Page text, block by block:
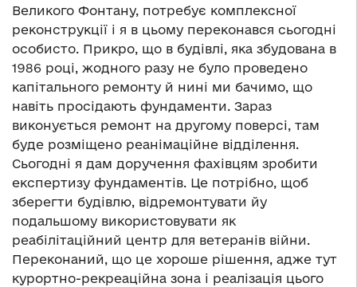
Великого Фонтану, потребує комплексної
реконструкції і я в цьому переконався сьогодні
особисто. Прикро, що в будівлі, яка збудована в
1986 році, жодного разу не було проведено
капітального ремонту й нині ми бачимо, що
навіть просідають фундаменти. Зараз
виконується ремонт на другому поверсі, там
буде розміщено реанімаційне відділення.
Сьогодні я дам доручення фахівцям зробити
експертизу фундаментів. Це потрібно, щоб
зберегти будівлю, відремонтувати йу
подальшому використовувати як
реабілітаційний центр для ветеранів війни.
Переконаний, що це хороше рішення, адже тут
курортно-рекреаційна зона і реалізація цього